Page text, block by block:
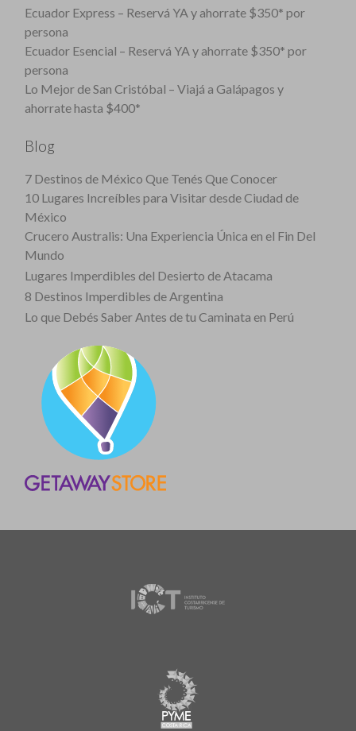
Ecuador Express – Reservá YA y ahorrate $350* por
persona
Ecuador Esencial – Reservá YA y ahorrate $350* por
persona
Lo Mejor de San Cristóbal – Viajá a Galápagos y
ahorrate hasta $400*
Blog
7 Destinos de México Que Tenés Que Conocer
10 Lugares Increíbles para Visitar desde Ciudad de
México
Crucero Australis: Una Experiencia Única en el Fin Del
Mundo
Lugares Imperdibles del Desierto de Atacama
8 Destinos Imperdibles de Argentina
Lo que Debés Saber Antes de tu Caminata en Perú